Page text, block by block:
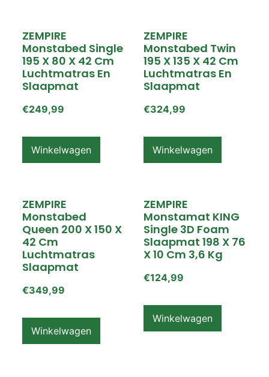
ZEMPIRE
Monstabed Single
195 X 80 X 42 Cm
Luchtmatras En
Slaapmat
€249,99
Winkelwagen
ZEMPIRE
Monstabed Twin
195 X 135 X 42 Cm
Luchtmatras En
Slaapmat
€324,99
Winkelwagen
ZEMPIRE
Monstabed
Queen 200 X 150 X
42 Cm
Luchtmatras
Slaapmat
€349,99
Winkelwagen
ZEMPIRE
Monstamat KING
Single 3D Foam
Slaapmat 198 X 76
X 10 Cm 3,6 Kg
€124,99
Winkelwagen